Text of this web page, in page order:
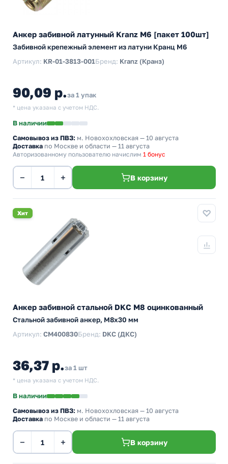
Анкер забивной латунный Kranz М6 [пакет 100шт]
Забивной крепежный элемент из латуни Кранц M6
Артикул: KR-01-3813-001Бренд: Kranz (Кранз)
90,09 р.за 1 упак
* цена указана с учетом НДС.
В наличии
Самовывоз из ПВЗ: м. Новохохловская — 10 августа
Доставка по Москве и области — 11 августа
Авторизованному пользователю начислим 1 бонус
− + В корзину
Хит
Анкер забивной стальной DKC М8 оцинкованный
Стальной забивной анкер, M8x30 мм
Артикул: CM400830Бренд: DKC (ДКС)
36,37 р.за 1 шт
* цена указана с учетом НДС.
В наличии
Самовывоз из ПВЗ: м. Новохохловская — 10 августа
Доставка по Москве и области — 11 августа
− + В корзину